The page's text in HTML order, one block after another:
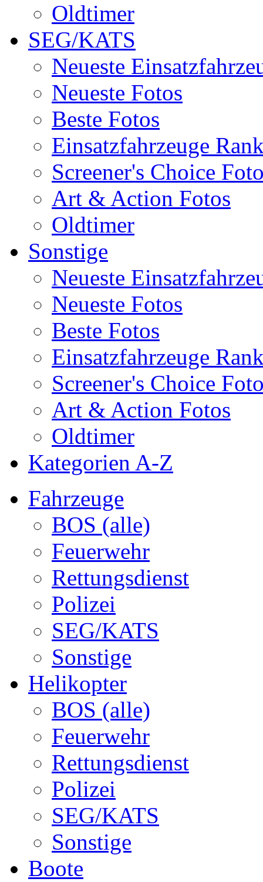
Oldtimer
SEG/KATS
Neueste
Neueste Fotos
Beste Fotos
Einsatzfahrzeuge
Screener's Choice
Art & Action Fotos
Oldtimer
Sonstige
Neueste
Neueste Fotos
Beste Fotos
Einsatzfahrzeuge
Screener's Choice
Art & Action Fotos
Oldtimer
Kategorien A-Z
Fahrzeuge
BOS (alle)
Feuerwehr
Rettungsdienst
Polizei
SEG/KATS
Sonstige
Helikopter
BOS (alle)
Feuerwehr
Rettungsdienst
Polizei
SEG/KATS
Sonstige
Boote